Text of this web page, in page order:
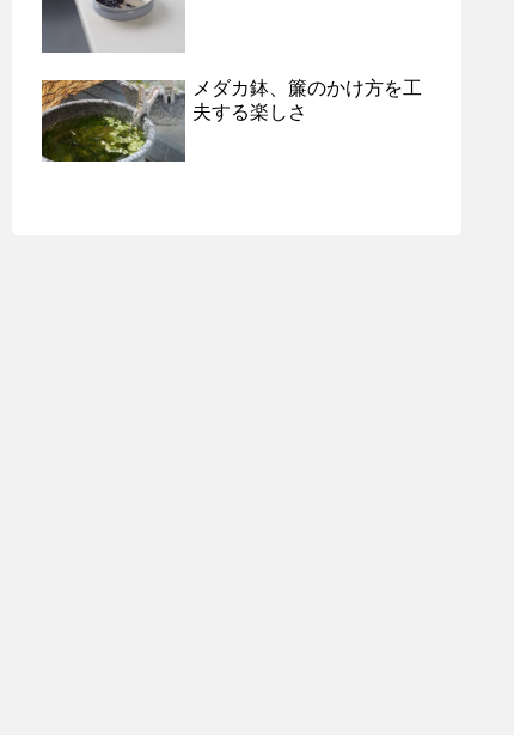
メダカ鉢、簾のかけ方を工
夫する楽しさ